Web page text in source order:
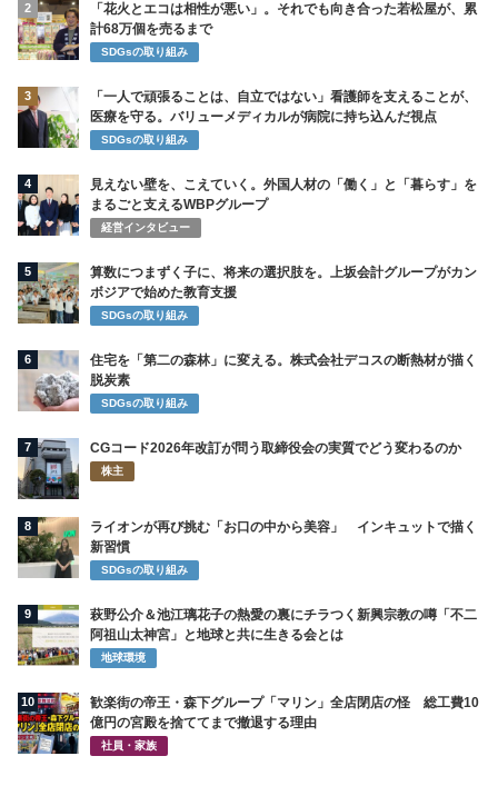
2
「花火とエコは相性が悪い」。それでも向き合った若松屋が、累
計68万個を売るまで
SDGsの取り組み
3
「一人で頑張ることは、自立ではない」看護師を支えることが、
医療を守る。バリューメディカルが病院に持ち込んだ視点
SDGsの取り組み
4
見えない壁を、こえていく。外国人材の「働く」と「暮らす」を
まるごと支えるWBPグループ
経営インタビュー
5
算数につまずく子に、将来の選択肢を。上坂会計グループがカン
ボジアで始めた教育支援
SDGsの取り組み
6
住宅を「第二の森林」に変える。株式会社デコスの断熱材が描く
脱炭素
SDGsの取り組み
7 CGコード2026年改訂が問う取締役会の実質でどう変わるのか
株主
8
ライオンが再び挑む「お口の中から美容」 インキュットで描く
新習慣
SDGsの取り組み
9
萩野公介＆池江璃花子の熱愛の裏にチラつく新興宗教の噂「不二
阿祖山太神宮」と地球と共に生きる会とは
地球環境
10
歓楽街の帝王・森下グループ「マリン」全店閉店の怪 総工費10
億円の宮殿を捨ててまで撤退する理由
社員・家族